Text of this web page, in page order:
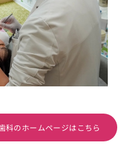
科のホームページはこちら